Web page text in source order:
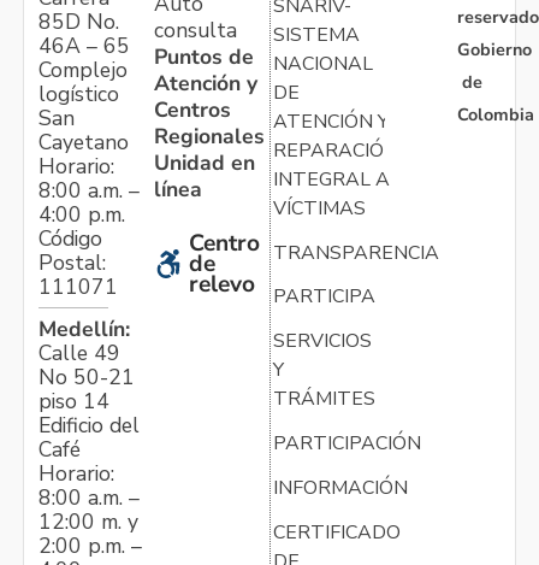
85D No.
46A – 65
Complejo
logístico
San
Cayetano
Horario:
8:00 a.m. –
4:00 p.m.
Código
Postal:
111071
Medellín:
Calle 49
No 50-21
piso 14
Edificio del
Café
Horario:
8:00 a.m. –
12:00 m. y
2:00 p.m. –
consulta
Puntos de
Atención y
Centros
Regionales
Unidad en
línea
Centro
de
relevo
SNARIV-
SISTEMA
NACIONAL
DE
ATENCIÓN Y
REPARACIÓN
INTEGRAL A
VÍCTIMAS
TRANSPARENCIA
PARTICIPA
SERVICIOS
Y
TRÁMITES
PARTICIPACIÓN
INFORMACIÓN
CERTIFICADO
Gobierno
de
Colombia